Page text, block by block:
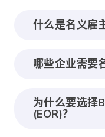
什么是名义雇
哪些企业需要
为什么要选择
(EOR)？